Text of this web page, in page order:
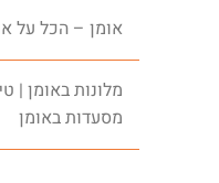
אומן – הכל על
מלונות באומן |
מסעדות באומן